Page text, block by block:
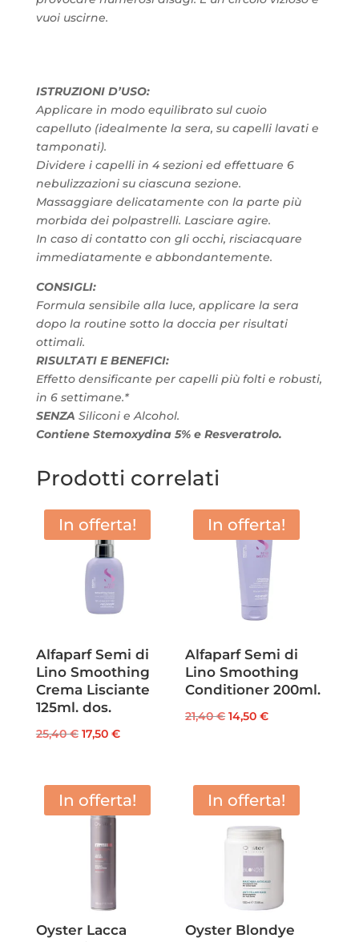
vuoi uscirne.
ISTRUZIONI D’USO:
Applicare in modo equilibrato sul cuoio
capelluto (idealmente la sera, su capelli lavati e
tamponati).
Dividere i capelli in 4 sezioni ed effettuare 6
nebulizzazioni su ciascuna sezione.
Massaggiare delicatamente con la parte più
morbida dei polpastrelli. Lasciare agire.
In caso di contatto con gli occhi, risciacquare
immediatamente e abbondantemente.
CONSIGLI:
Formula sensibile alla luce, applicare la sera
dopo la routine sotto la doccia per risultati
ottimali.
RISULTATI E BENEFICI:
Effetto densificante per capelli più folti e robusti,
in 6 settimane.*
SENZA Siliconi e Alcohol.
Contiene Stemoxydina 5% e Resveratrolo.
Prodotti correlati
In offerta!
Alfaparf Semi di
Lino Smoothing
Crema Lisciante
125ml. dos.
25,40€ Il
era:
25,40 €.
17,50 €Il
è:
17,50 €.
In offerta!
Alfaparf Semi di
Lino Smoothing
Conditioner 200ml.
21,40€ Il
21,40 €.
14,50€Il
14,50 €.
In offerta!
Oyster Lacca
In offerta!
Oyster Blondye